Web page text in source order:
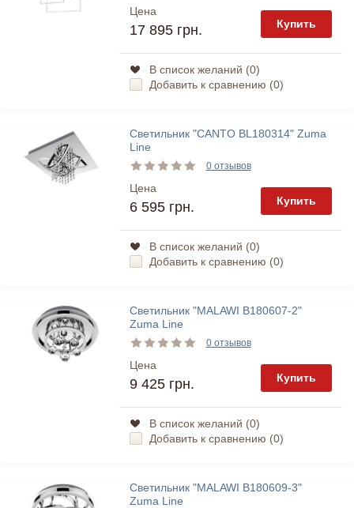
Цена
17 895 грн. Купить
В список желаний (0)
Добавить к сравнению (0)
Светильник "CANTO BL180314" Zuma
Line
0 отзывов
Цена
6 595 грн. Купить
В список желаний (0)
Добавить к сравнению (0)
Светильник "MALAWI B180607-2"
Zuma Line
0 отзывов
Цена
9 425 грн. Купить
В список желаний (0)
Добавить к сравнению (0)
Светильник "MALAWI B180609-3"
Zuma Line